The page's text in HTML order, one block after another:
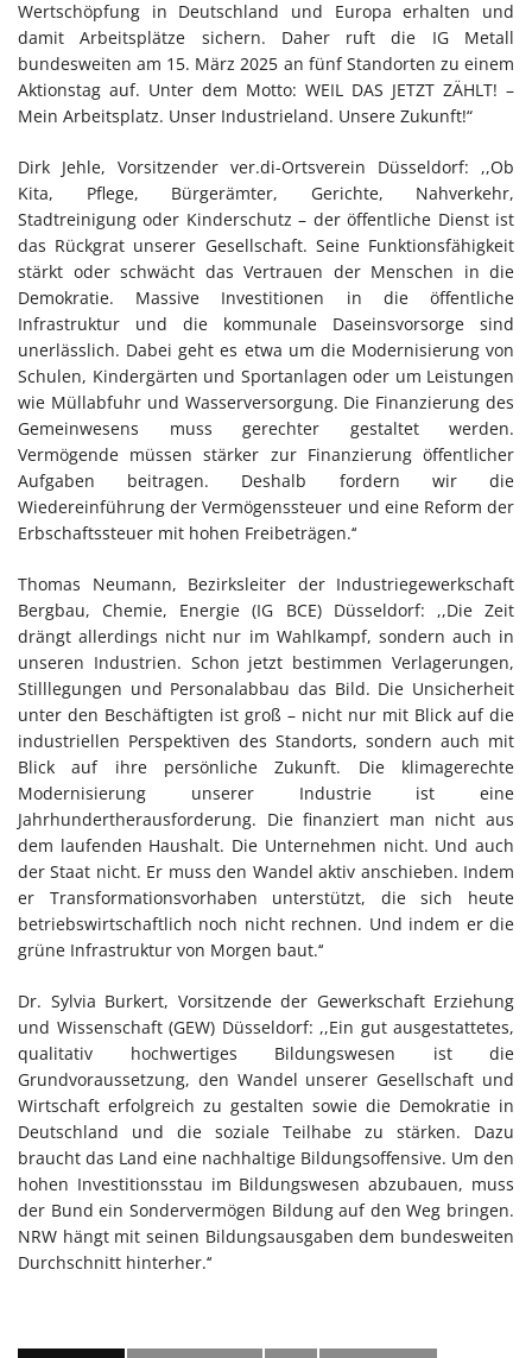
Wertschöpfung in Deutschland und Europa erhalten und
damit Arbeitsplätze sichern. Daher ruft die IG Metall
bundesweiten am 15. März 2025 an fünf Standorten zu einem
Aktionstag auf. Unter dem Motto: WEIL DAS JETZT ZÄHLT! –
Mein Arbeitsplatz. Unser Industrieland. Unsere Zukunft!“
Dirk Jehle, Vorsitzender ver.di-Ortsverein Düsseldorf: ,,Ob
Kita, Pflege, Bürgerämter, Gerichte, Nahverkehr,
Stadtreinigung oder Kinderschutz – der öffentliche Dienst ist
das Rückgrat unserer Gesellschaft. Seine Funktionsfähigkeit
stärkt oder schwächt das Vertrauen der Menschen in die
Demokratie. Massive Investitionen in die öffentliche
Infrastruktur und die kommunale Daseinsvorsorge sind
unerlässlich. Dabei geht es etwa um die Modernisierung von
Schulen, Kindergärten und Sportanlagen oder um Leistungen
wie Müllabfuhr und Wasserversorgung. Die Finanzierung des
Gemeinwesens muss gerechter gestaltet werden.
Vermögende müssen stärker zur Finanzierung öffentlicher
Aufgaben beitragen. Deshalb fordern wir die
Wiedereinführung der Vermögenssteuer und eine Reform der
Erbschaftssteuer mit hohen Freibeträgen.‘‘
Thomas Neumann, Bezirksleiter der Industriegewerkschaft
Bergbau, Chemie, Energie (IG BCE) Düsseldorf: ,,Die Zeit
drängt allerdings nicht nur im Wahlkampf, sondern auch in
unseren Industrien. Schon jetzt bestimmen Verlagerungen,
Stilllegungen und Personalabbau das Bild. Die Unsicherheit
unter den Beschäftigten ist groß – nicht nur mit Blick auf die
industriellen Perspektiven des Standorts, sondern auch mit
Blick auf ihre persönliche Zukunft. Die klimagerechte
Modernisierung unserer Industrie ist eine
Jahrhundertherausforderung. Die finanziert man nicht aus
dem laufenden Haushalt. Die Unternehmen nicht. Und auch
der Staat nicht. Er muss den Wandel aktiv anschieben. Indem
er Transformationsvorhaben unterstützt, die sich heute
betriebswirtschaftlich noch nicht rechnen. Und indem er die
grüne Infrastruktur von Morgen baut.‘‘
Dr. Sylvia Burkert, Vorsitzende der Gewerkschaft Erziehung
und Wissenschaft (GEW) Düsseldorf: ,,Ein gut ausgestattetes,
qualitativ hochwertiges Bildungswesen ist die
Grundvoraussetzung, den Wandel unserer Gesellschaft und
Wirtschaft erfolgreich zu gestalten sowie die Demokratie in
Deutschland und die soziale Teilhabe zu stärken. Dazu
braucht das Land eine nachhaltige Bildungsoffensive. Um den
hohen Investitionsstau im Bildungswesen abzubauen, muss
der Bund ein Sondervermögen Bildung auf den Weg bringen.
NRW hängt mit seinen Bildungsausgaben dem bundesweiten
Durchschnitt hinterher.‘‘